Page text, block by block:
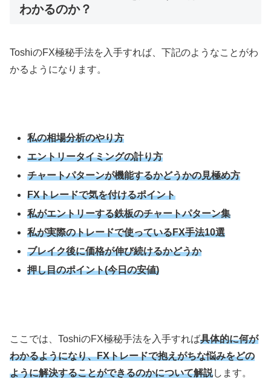
わかるのか？
ToshiのFX極秘手法を入手すれば、下記のようなことがわ
かるようになります。
私の相場分析のやり方
エントリータイミングの計り方
チャートパターンが機能するかどうかの見極め方
FXトレードで気を付けるポイント
私がエントリーする鉄板のチャートパターン集
私が実際のトレードで使っているFX手法10選
ブレイク後に価格が伸び続けるかどうか
押し目のポイント(今日の安値)
ここでは、ToshiのFX極秘手法を入手すれば具体的に何が
わかるようになり、FXトレードで抱えがちな悩みをどの
ように解決することができるのかについて解説します。